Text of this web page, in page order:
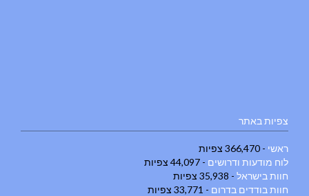
צפיות באתר
ראשי - 366,470 צפיות
לוח מודעות ודרושים - 44,097 צפיות
חוות בישראל - 35,938 צפיות
חוות בודדים בדרום - 33,771 צפיות